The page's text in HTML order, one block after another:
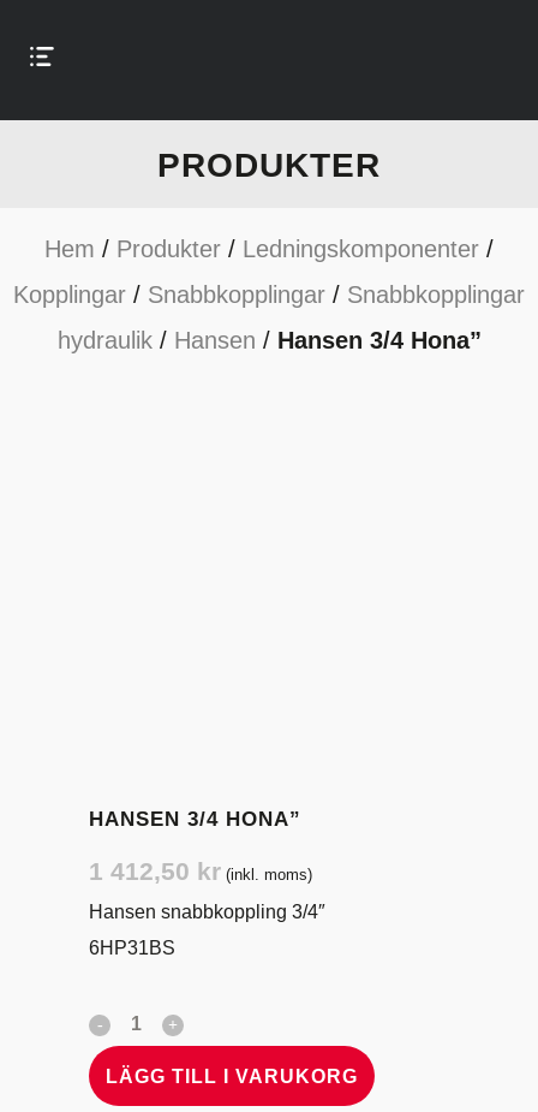
PRODUKTER
Hem / Produkter / Ledningskomponenter /
Kopplingar / Snabbkopplingar / Snabbkopplingar
hydraulik/ Hansen / Hansen 3/4 Hona”
HANSEN 3/4 HONA”
1 412,50 kr (inkl. moms)
Hansen snabbkoppling 3/4″
6HP31BS
LÄGG TILL I VARUKORG